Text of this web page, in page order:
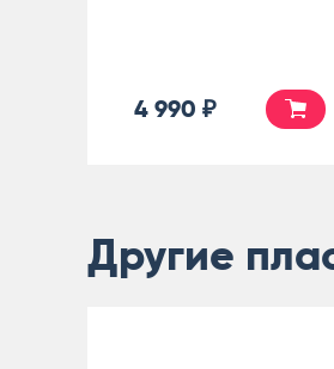
4 990 ₽
Другие